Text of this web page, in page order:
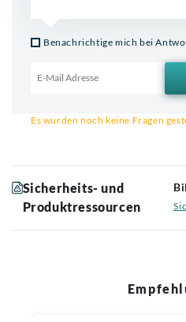
Benachrichtige mich bei
Es wurden noch keine Fragen
Sicherheits- und
Produktressourcen